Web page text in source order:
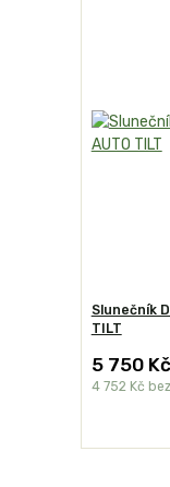
Slunečník
TILT
5 750 Kč
4 752 Kč